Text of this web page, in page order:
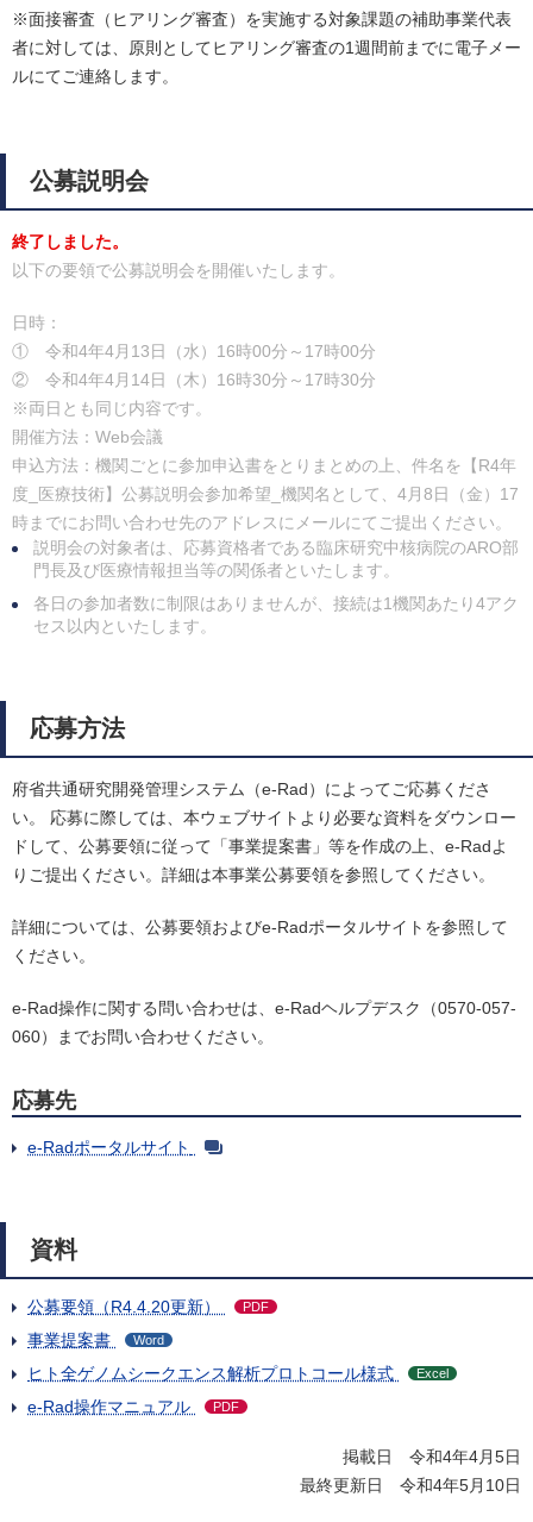
※面接審査（ヒアリング審査）を実施する対象課題の補助事業代表
者に対しては、原則としてヒアリング審査の1週間前までに電子メー
ルにてご連絡します。
公募説明会
終了しました。
以下の要領で公募説明会を開催いたします。
日時：
① 令和4年4月13日（水）16時00分～17時00分
② 令和4年4月14日（木）16時30分～17時30分
※両日とも同じ内容です。
開催方法：Web会議
申込方法：機関ごとに参加申込書をとりまとめの上、件名を【R4年
度_医療技術】公募説明会参加希望_機関名として、4月8日（金）17
時までにお問い合わせ先のアドレスにメールにてご提出ください。
説明会の対象者は、応募資格者である臨床研究中核病院のARO部
門長及び医療情報担当等の関係者といたします。
各日の参加者数に制限はありませんが、接続は1機関あたり4アク
セス以内といたします。
応募方法
府省共通研究開発管理システム（e-Rad）によってご応募くださ
い。 応募に際しては、本ウェブサイトより必要な資料をダウンロー
ドして、公募要領に従って「事業提案書」等を作成の上、e-Radよ
りご提出ください。詳細は本事業公募要領を参照してください。
詳細については、公募要領およびe-Radポータルサイトを参照して
ください。
e-Rad操作に関する問い合わせは、e-Radヘルプデスク（0570-057-
060）までお問い合わせください。
応募先
e-Radポータルサイト
資料
公募要領（R4.4.20更新） PDF
事業提案書 Word
ヒト全ゲノムシークエンス解析プロトコール様式 Excel
e-Rad操作マニュアル PDF
掲載日 令和4年4月5日
最終更新日 令和4年5月10日